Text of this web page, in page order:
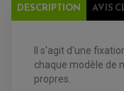
FILTRE A AIR
FILTRE A HUILE
PRODUIT
DESCRIPTION AVIS
Il s'agit d'une
chaque modèle de
propres.